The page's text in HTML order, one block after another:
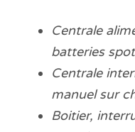
Centrale
batteries
Centrale
manuel sur
Boitier,